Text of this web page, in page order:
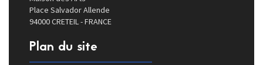
Place Salvador Allende
94000 CRETEIL - FRANCE
Plan du site